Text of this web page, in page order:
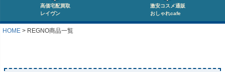
高価宅配買取
レイヴン
激安コスメ通販
おしゃれcafe
HOME REGNO商品一覧